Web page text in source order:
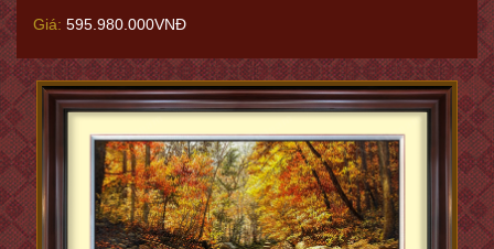
Giá: 595.980.000VNĐ